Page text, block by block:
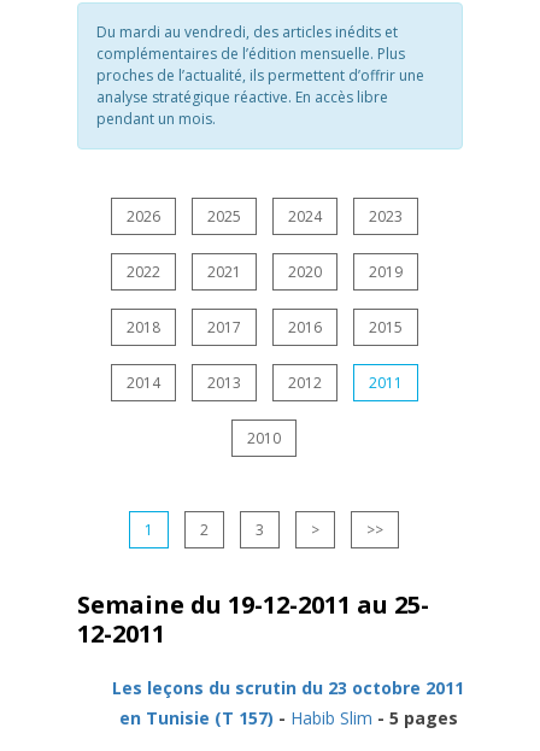
Du mardi au vendredi, des articles inédits et
complémentaires de l’édition mensuelle. Plus
proches de l’actualité, ils permettent d’offrir une
analyse stratégique réactive. En accès libre
pendant un mois.
2026 2025 2024 2023
2022 2021 2020 2019
2018 2017 2016 2015
2014 2013 2012 2011
2010
1 2 3 > >>
Semaine du 19-12-2011 au 25-
12-2011
Les leçons du scrutin du 23 octobre 2011
en Tunisie (T 157) - Habib Slim - 5 pages